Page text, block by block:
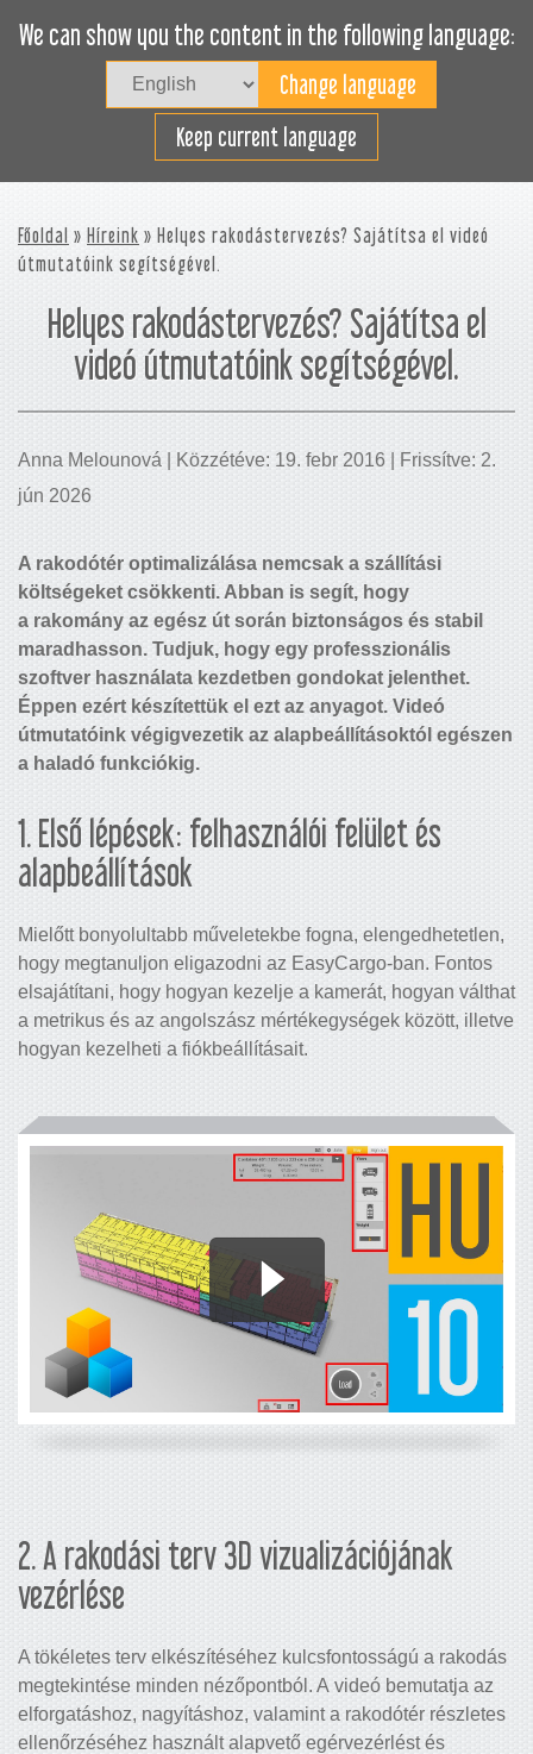
We can show you the content in the following language:
Keep current language
Rakodjon hatékonyan
Főoldal » Híreink » Helyes rakodástervezés? Sajátítsa el videó
útmutatóink segítségével.
Helyes rakodástervezés? Sajátítsa el
videó útmutatóink segítségével.
Anna Melounová | Közzétéve: 19. febr 2016 | Frissítve: 2.
jún 2026
A rakodótér optimalizálása nemcsak a szállítási
költségeket csökkenti. Abban is segít, hogy
a rakomány az egész út során biztonságos és stabil
maradhasson. Tudjuk, hogy egy professzionális
szoftver használata kezdetben gondokat jelenthet.
Éppen ezért készítettük el ezt az anyagot. Videó
útmutatóink végigvezetik az alapbeállításoktól egészen
a haladó funkciókig.
1. Első lépések: felhasználói felület és
alapbeállítások
Mielőtt bonyolultabb műveletekbe fogna, elengedhetetlen,
hogy megtanuljon eligazodni az EasyCargo-ban. Fontos
elsajátítani, hogy hogyan kezelje a kamerát, hogyan válthat
a metrikus és az angolszász mértékegységek között, illetve
hogyan kezelheti a fiókbeállításait.
2. A rakodási terv 3D vizualizációjának
vezérlése
A tökéletes terv elkészítéséhez kulcsfontosságú a rakodás
megtekintése minden nézőpontból. A videó bemutatja az
elforgatáshoz, nagyításhoz, valamint a rakodótér részletes
ellenőrzéséhez használt alapvető egérvezérlést és